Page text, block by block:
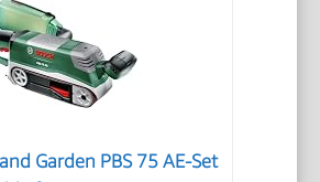
Garden PBS 75 AE-Set